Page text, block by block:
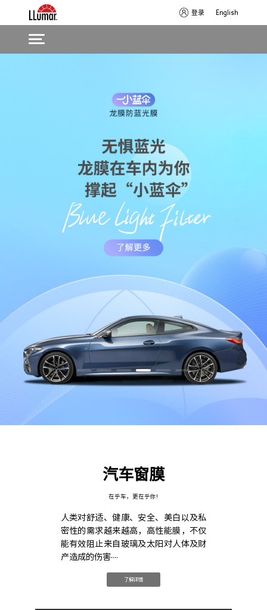
登录 English
汽车窗膜
在乎车，更在乎你!
人类对舒适、健康、安全、美白以及私
密性的需求越来越高，高性能膜，不仅
能有效阻止来自玻璃及太阳对人体及财
产造成的伤害····
了解详情